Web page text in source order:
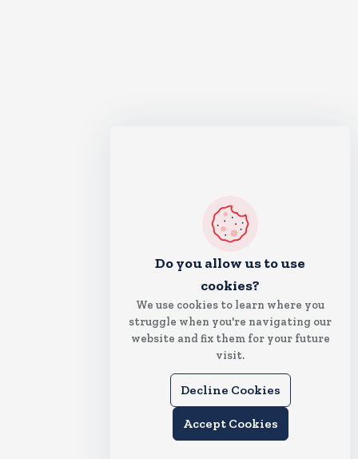
Do you allow us to use
cookies?
We use cookies to learn where you
struggle when you're navigating our
website and fix them for your future
visit.
Decline Cookies
Accept Cookies